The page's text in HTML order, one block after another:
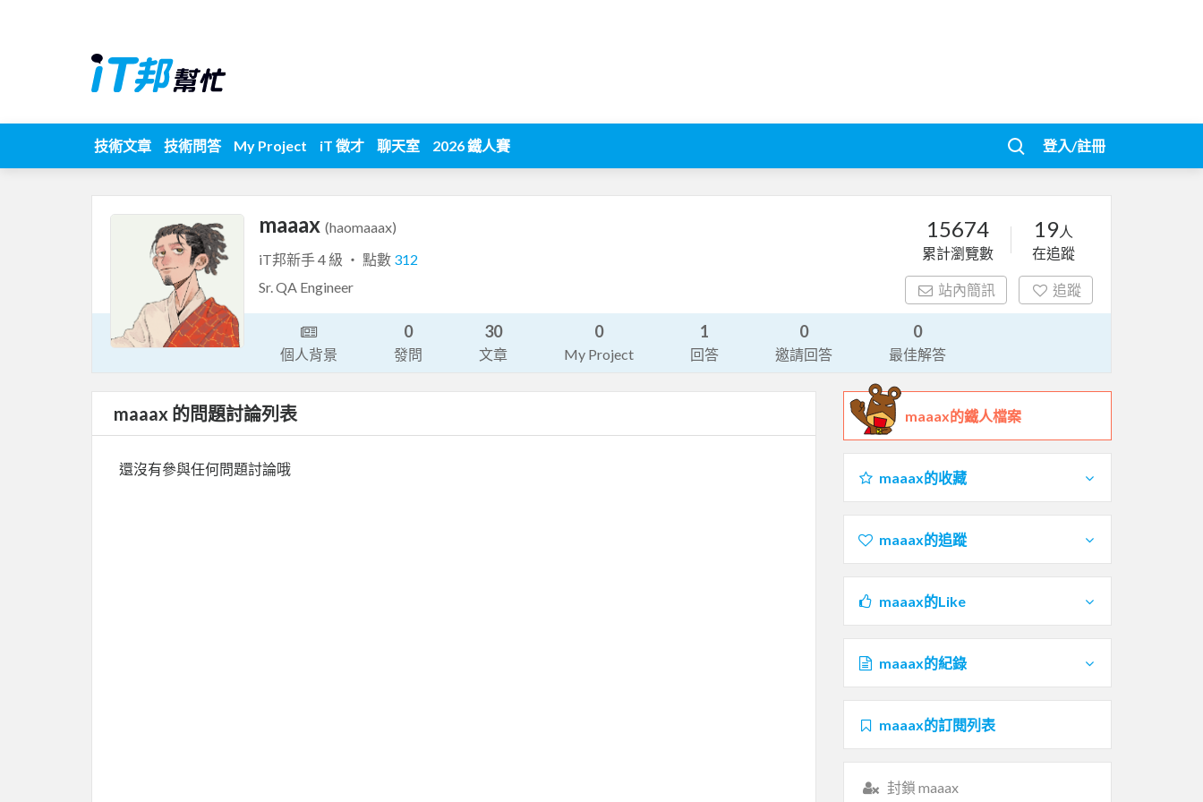
技術文章 技術問答 My Project iT 徵才 聊天室 2026 鐵人賽 登入/註冊
maaax (haomaaax)
iT邦新手 4 級 ‧ 點數 312
Sr. QA Engineer
15674
累計瀏覽數
19人
在追蹤
站內簡訊 追蹤
個人背景
0
發問
30
文章
0
My Project
1
回答
0
邀請回答
0
最佳解答
maaax 的問題討論列表
還沒有參與任何問題討論哦
maaax的鐵人檔案
maaax的收藏
maaax的追蹤
maaax的Like
maaax的紀錄
maaax的訂閱列表
封鎖 maaax